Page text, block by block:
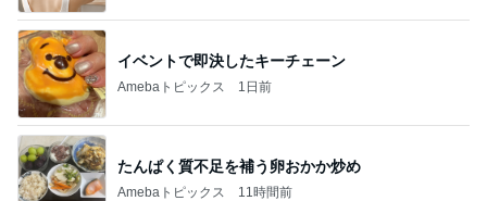
イベントで即決したキーチェーン
Amebaトピックス 1日前
たんぱく質不足を補う卵おかか炒め
Amebaトピックス 11時間前